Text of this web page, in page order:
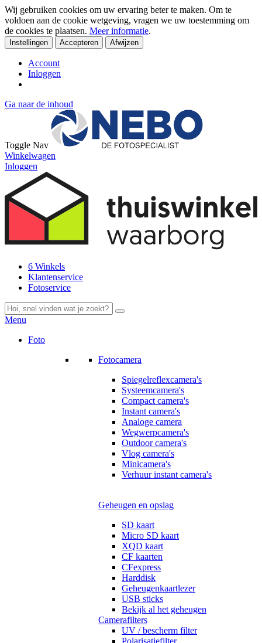
Wij gebruiken cookies om uw ervaring beter te maken. Om te
voldoen aan de cookie wetgeving, vragen we uw toestemming om
de cookies te plaatsen. Meer informatie.
Instellingen Accepteren Afwijzen
Account
Inloggen
Ga naar de inhoud
Toggle Nav
Winkelwagen
Inloggen
6 Winkels
Klantenservice
Fotoservice
Menu
Foto
Fotocamera
Spiegelreflexcamera's
Systeemcamera's
Compact camera's
Instant camera's
Analoge camera
Wegwerpcamera's
Outdoor camera's
Vlog camera's
Minicamera's
Verhuur instant camera's
Geheugen en opslag
SD kaart
Micro SD kaart
XQD kaart
CF kaarten
CFexpress
Harddisk
Geheugenkaartlezer
USB sticks
Bekijk al het geheugen
Camerafilters
UV / bescherm filter
Polarisatiefilter